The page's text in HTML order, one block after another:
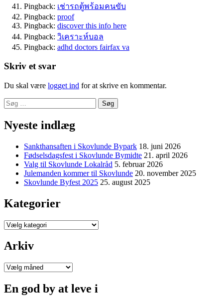
Pingback: เช่ารถตู้พร้อมคนขับ
Pingback: proof
Pingback: discover this info here
Pingback: วิเคราะห์บอล
Pingback: adhd doctors fairfax va
Skriv et svar
Du skal være logget ind for at skrive en kommentar.
Søg
efter:
Nyeste indlæg
Sankthansaften i Skovlunde Bypark 18. juni 2026
Fødselsdagsfest i Skovlunde Bymidte 21. april 2026
Valg til Skovlunde Lokalråd 5. februar 2026
Julemanden kommer til Skovlunde 20. november 2025
Skovlunde Byfest 2025 25. august 2025
Kategorier
Kategorier
Arkiv
Arkiv
En god by at leve i